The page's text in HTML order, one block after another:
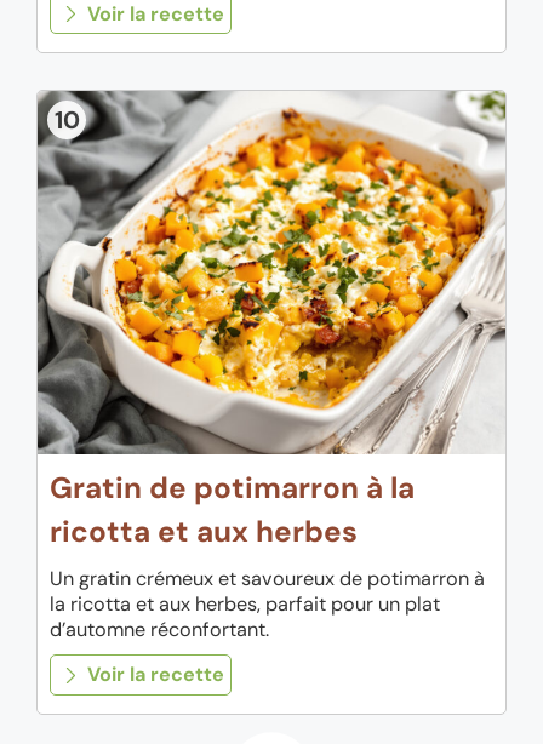
Voir la recette
10
Gratin de potimarron à la
ricotta et aux herbes
Un gratin crémeux et savoureux de potimarron à
la ricotta et aux herbes, parfait pour un plat
d’automne réconfortant.
Voir la recette